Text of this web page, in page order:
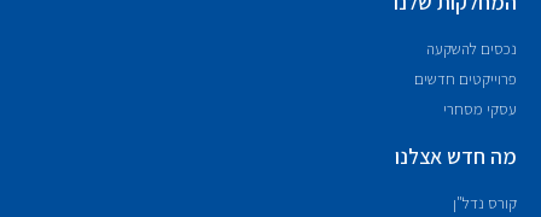
נכסים להשקעה
פרוייקטים חדשים
עסקי מסחרי
מה חדש אצלנו
קורס נדל"ן